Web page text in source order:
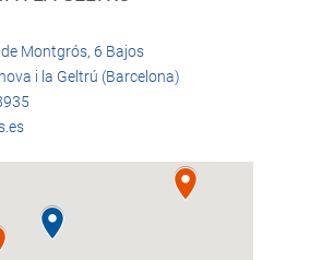
Montgrós, 6 Bajos
i la Geltrú (Barcelona)